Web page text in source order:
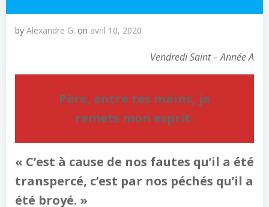
by Alexandre G. on avril 10, 2020
Vendredi Saint – Année A
Père, entre tes mains, je
remets mon esprit.
« C’est à cause de nos fautes qu’il a été
transpercé, c’est par nos péchés qu’il a
été broyé. »